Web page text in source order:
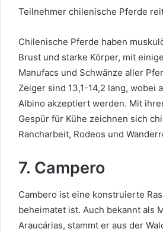
Teilnehmer chilenische Pferde
Chilenische Pferde haben
Brust und starke Körper, mit
Manufacs und Schwänze aller
Zeiger sind 13,1-14,2 lang, wobei
Albino akzeptiert werden. Mit
Gespür für Kühe zeichnen sich
Rancharbeit, Rodeos und
7. Campero
Cambero ist eine konstruierte
beheimatet ist. Auch bekannt als
Araucárias, stammt er aus der